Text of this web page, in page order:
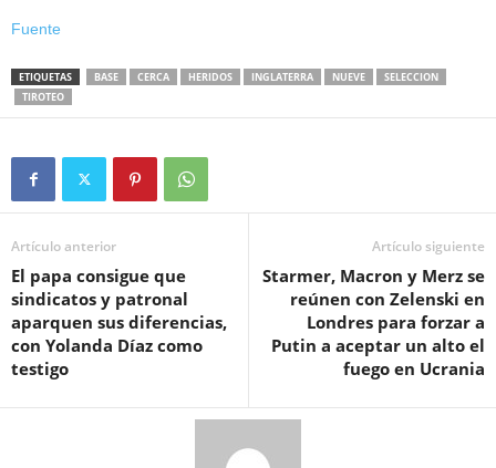
Fuente
ETIQUETAS BASE CERCA HERIDOS INGLATERRA NUEVE
SELECCION
TIROTEO
Artículo anterior
El papa consigue que
sindicatos y patronal
aparquen sus diferencias,
con Yolanda Díaz como
testigo
Artículo siguiente
Starmer, Macron y Merz se
reúnen con Zelenski en
Londres para forzar a
Putin a aceptar un alto el
fuego en Ucrania